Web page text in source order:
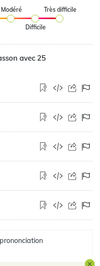
Modéré
Difficile
Très difficile
avec 25